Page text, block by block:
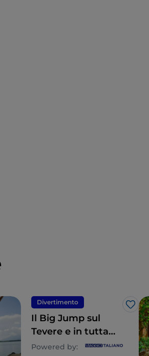
Divertimento
Like
Il Big Jump sul
Tevere e in tutta
Europa
Powered by: